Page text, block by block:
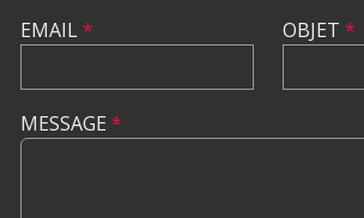
EMAIL* OBJET *
MESSAGE *